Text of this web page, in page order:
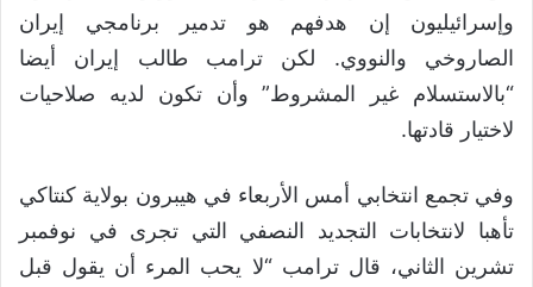
وإسرائيليون إن هدفهم هو تدمير برنامجي إيران
الصاروخي والنووي. لكن ترامب طالب إيران أيضا
“بالاستسلام غير المشروط” وأن تكون لديه صلاحيات
لاختيار قادتها.
وفي تجمع انتخابي أمس الأربعاء في هيبرون بولاية كنتاكي
تأهبا لانتخابات التجديد النصفي التي تجرى في نوفمبر
تشرين الثاني، قال ترامب “لا يحب المرء أن يقول قبل